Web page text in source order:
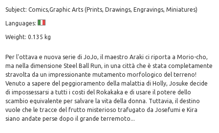
Subject: Comics,Graphic Arts (Prints, Drawings, Engravings, Miniatures)
Languages:
Weight: 0.135 kg
Per l'ottava e nuova serie di JoJo, il maestro Araki ci riporta a Morio-cho,
ma nella dimensione Steel Ball Run, in una città che è stata completamente
stravolta da un impressionante mutamento morfologico del terreno!
Venuto a sapere del peggioramento della malattia di Holly, Josuke decide
di impossessarsi a tutti i costi del Rokakaka e di usare il potere dello
scambio equivalente per salvare la vita della donna. Tuttavia, il destino
vuole che le tracce del frutto misterioso trafugato da Josefumi e Kira
siano andate perse dopo il grande terremoto...